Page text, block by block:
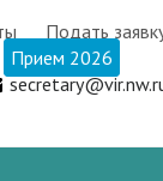
Подать
Прием 2026